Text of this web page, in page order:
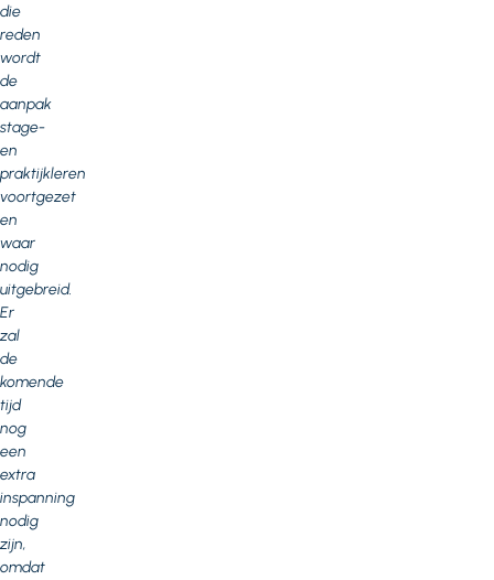
die
reden
wordt
de
aanpak
stage-
en
praktijkleren
voortgezet
en
waar
nodig
uitgebreid.
Er
zal
de
komende
tijd
nog
een
extra
inspanning
nodig
zijn,
omdat